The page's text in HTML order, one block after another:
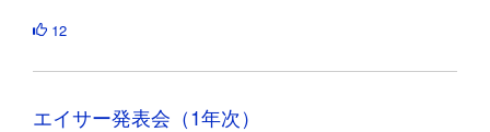
12
エイサー発表会（1年次）